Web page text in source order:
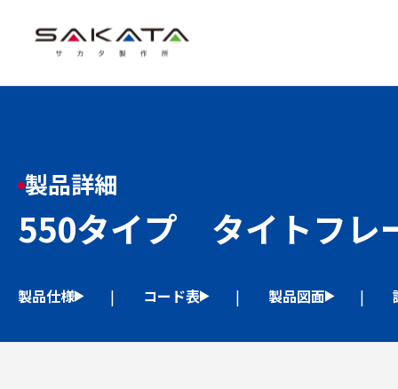
製品詳細
550タイプ タイトフレ
製品仕様 コード表 製品図面